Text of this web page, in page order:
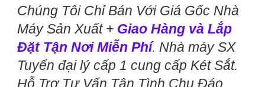
Chúng Tôi Chỉ Bán Với Giá Gốc Nhà
Máy Sản Xuất + Giao Hàng và Lắp
Đặt Tận Nơi Miễn Phí. Nhà máy SX
Tuyển đại lý cấp 1 cung cấp Két Sắt.
Hỗ Trợ Tư Vấn Tận Tình Chu Đáo